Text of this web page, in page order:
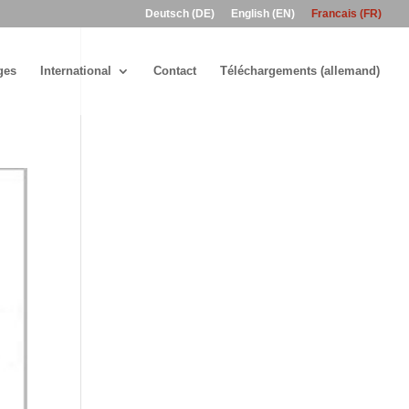
Deutsch (DE) English (EN) Francais (FR)
International Contact Téléchargements (allemand)